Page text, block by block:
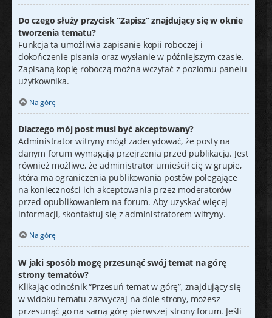
Do czego służy przycisk “Zapisz” znajdujący się w oknie
tworzenia tematu?
Funkcja ta umożliwia zapisanie kopii roboczej i
dokończenie pisania oraz wysłanie w późniejszym czasie.
Zapisaną kopię roboczą można wczytać z poziomu panelu
użytkownika.
Na górę
Dlaczego mój post musi być akceptowany?
Administrator witryny mógł zadecydować, że posty na
danym forum wymagają przejrzenia przed publikacją. Jest
również możliwe, że administrator umieścił cię w grupie,
która ma ograniczenia publikowania postów polegające
na konieczności ich akceptowania przez moderatorów
przed opublikowaniem na forum. Aby uzyskać więcej
informacji, skontaktuj się z administratorem witryny.
Na górę
W jaki sposób mogę przesunąć swój temat na górę
strony tematów?
Klikając odnośnik “Przesuń temat w górę”, znajdujący się
w widoku tematu zazwyczaj na dole strony, możesz
przesunąć go na samą górę pierwszej strony forum. Jeśli